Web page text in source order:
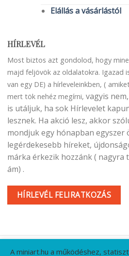
Elállás a vásárlástól
HÍRLEVÉL
Most biztos azt gondolod, hogy
majd feljövök az oldalatokra. Igazad
van egy DE) a hírleveleinkben, (
mert tök nehéz megírni, vagyis
is utáljuk, ha sok Hírlevelet
lesznek. Ha akció lesz, akkor
mondjuk egy hónapban egyszer
legérdekesebb híreket,
márka érkezik hozzánk (
ám) .
HÍRLEVÉL FELIRATKOZÁS
A miniart.hu a működéshez,